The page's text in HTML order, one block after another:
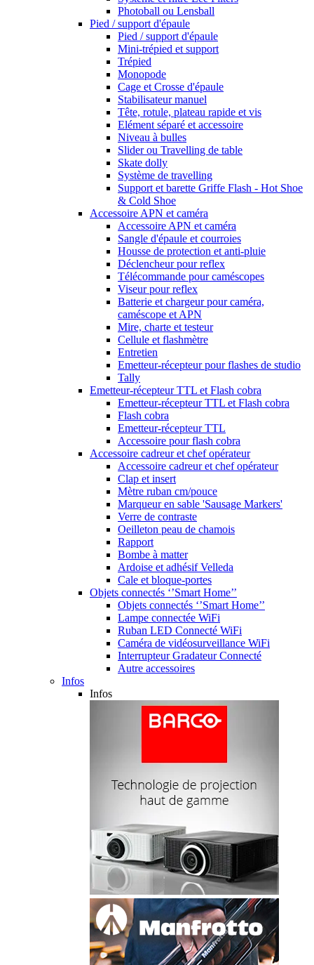
Photoball ou Lensball
Pied / support d'épaule
Pied / support d'épaule
Mini-trépied et support
Trépied
Monopode
Cage et Crosse d'épaule
Stabilisateur manuel
Tête, rotule, plateau rapide et vis
Elément séparé et accessoire
Niveau à bulles
Slider ou Travelling de table
Skate dolly
Système de travelling
Support et barette Griffe Flash - Hot Shoe
& Cold Shoe
Accessoire APN et caméra
Accessoire APN et caméra
Sangle d'épaule et courroies
Housse de protection et anti-pluie
Déclencheur pour reflex
Télécommande pour caméscopes
Viseur pour reflex
Batterie et chargeur pour caméra,
caméscope et APN
Mire, charte et testeur
Cellule et flashmètre
Entretien
Emetteur-récepteur pour flashes de studio
Tally
Emetteur-récepteur TTL et Flash cobra
Emetteur-récepteur TTL et Flash cobra
Flash cobra
Emetteur-récepteur TTL
Accessoire pour flash cobra
Accessoire cadreur et chef opérateur
Accessoire cadreur et chef opérateur
Clap et insert
Mètre ruban cm/pouce
Marqueur en sable 'Sausage Markers'
Verre de contraste
Oeilleton peau de chamois
Rapport
Bombe à matter
Ardoise et adhésif Velleda
Cale et bloque-portes
Objets connectés ‘’Smart Home’’
Objets connectés ‘’Smart Home’’
Lampe connectée WiFi
Ruban LED Connecté WiFi
Caméra de vidéosurveillance WiFi
Interrupteur Gradateur Connecté
Autre accessoires
Infos
Infos